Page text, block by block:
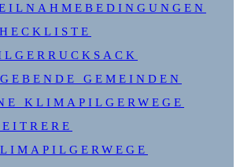
GEMEINDEN
KLIMAPILGERWEGE